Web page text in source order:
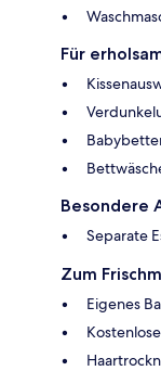
Für
Besondere
Separate
Zum
Eigenes